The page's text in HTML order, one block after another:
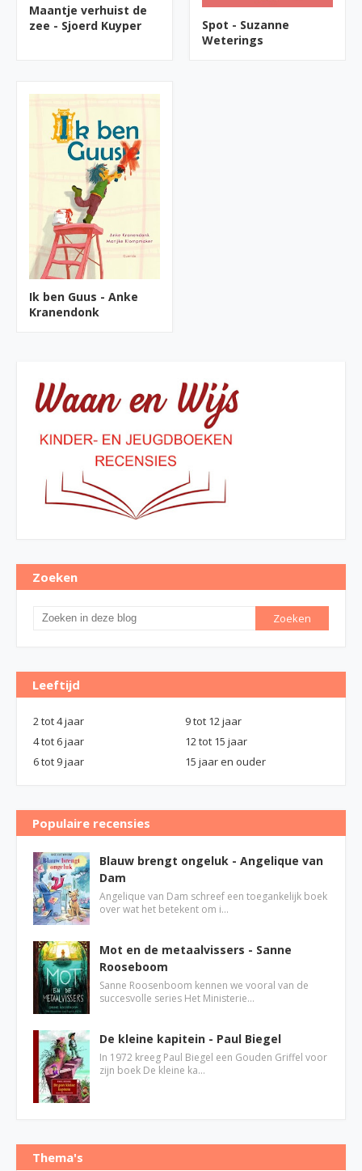
Maantje verhuist de
zee - Sjoerd Kuyper
Spot - Suzanne
Weterings
Ik ben Guus - Anke
Kranendonk
Zoeken
Leeftijd
2 tot 4 jaar
9 tot 12 jaar
4 tot 6 jaar
12 tot 15 jaar
6 tot 9 jaar
15 jaar en ouder
Populaire recensies
Blauw brengt ongeluk - Angelique van
Dam
Angelique van Dam schreef een toegankelijk boek
over wat het betekent om i…
Mot en de metaalvissers - Sanne
Rooseboom
Sanne Roosenboom kennen we vooral van de
succesvolle series Het Ministerie…
De kleine kapitein - Paul Biegel
In 1972 kreeg Paul Biegel een Gouden Griffel voor
zijn boek De kleine ka…
Thema's